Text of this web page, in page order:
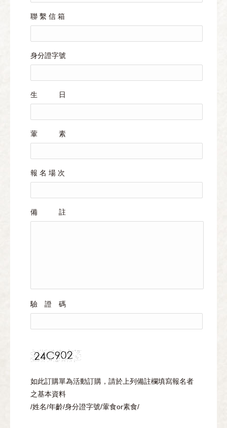
聯 繫 信 箱
身分證字號
生 日
葷 素
報 名 場 次
備 註
驗 證 碼
如此訂購單為活動訂購，請於上列備註欄填寫報名者
之基本資料
/姓名/年齡/身分證字號/葷食or素食/